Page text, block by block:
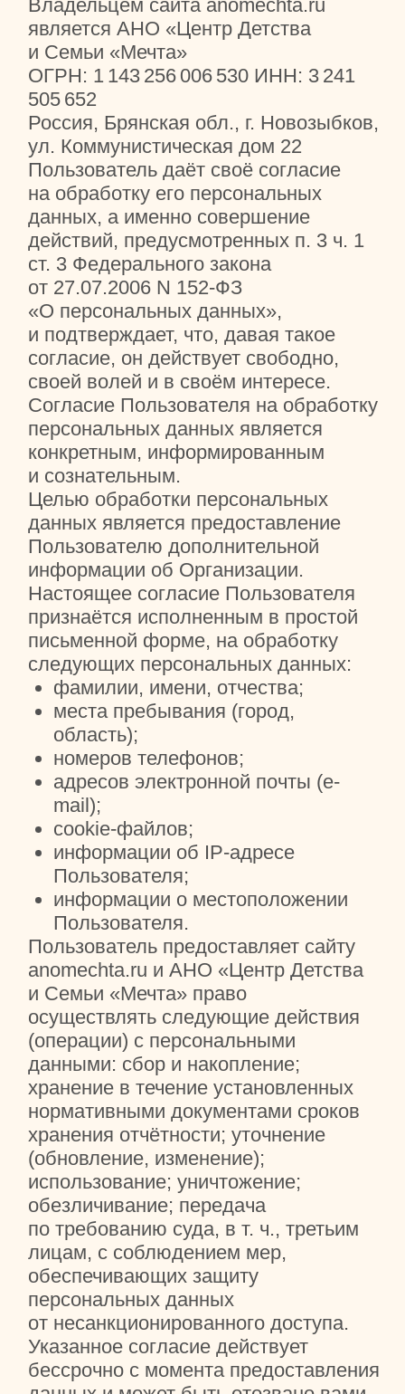
персональных данных является
конкретным, информированным
и сознательным.
Целью обработки персональных
данных является предоставление
Пользователю дополнительной
информации об Организации.
Настоящее согласие Пользователя
признаётся исполненным в простой
письменной форме, на обработку
следующих персональных данных:
фамилии, имени, отчества;
места пребывания (город,
область);
номеров телефонов;
адресов электронной почты (e-
mail);
cookie-файлов;
информации об IP-адресе
Пользователя;
информации о местоположении
Пользователя.
Пользователь предоставляет сайту
anomechta.ru и АНО «Центр Детства
и Семьи «Мечта» право
осуществлять следующие действия
(операции) с персональными
данными: сбор и накопление;
хранение в течение установленных
нормативными документами сроков
хранения отчётности; уточнение
(обновление, изменение);
использование; уничтожение;
обезличивание; передача
по требованию суда, в т. ч., третьим
лицам, с соблюдением мер,
обеспечивающих защиту
персональных данных
от несанкционированного доступа.
Указанное согласие действует
бессрочно с момента предоставления
данных и может быть отозвано вами
путём подачи заявления
администрации сайта с указанием
данных, определённых ст. 14 Закона
«О персональных данных».
Отзыв согласия на обработку
персональных данных может быть
осуществлён путём направления
Пользователем соответствующего
распоряжения в простой письменной
форме на адрес электронной почты
(e-mail)ANOMechta@yandex.ru
Сайт имеет право вносить изменения
в настоящее Соглашение. При
внесении изменений в актуальной
редакции указывается дата
последнего обновления. Новая
редакция Соглашения вступает
в силу с момента её размещения,
если иное не предусмотрено новой
редакцией Соглашения.
Действующая редакция Соглашения
находится на странице по адресу:
https://anomechta.ru/soglashenie
К настоящему Соглашению
и отношениям между Пользователем
и Сайтом, возникающим в связи
с применением Соглашения,
подлежит применению право
Российской Федерации.